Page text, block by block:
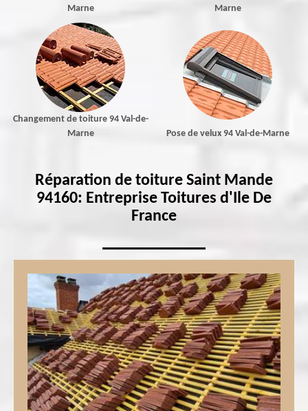
Marne
Marne
Changement de toiture 94 Val-de-
Marne
Pose de velux 94 Val-de-Marne
Réparation de toiture Saint Mande
94160: Entreprise Toitures d'Ile De
France